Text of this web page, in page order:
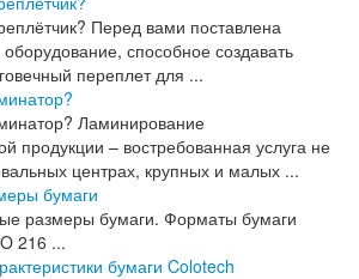
Перед вами поставлена
способное создавать
переплет для ...
Ламинирование
продукции – востребованная услуга не
центрах, крупных и малых ...
бумаги
размеры бумаги. Форматы бумаги
216 ...
бумаги Colotech